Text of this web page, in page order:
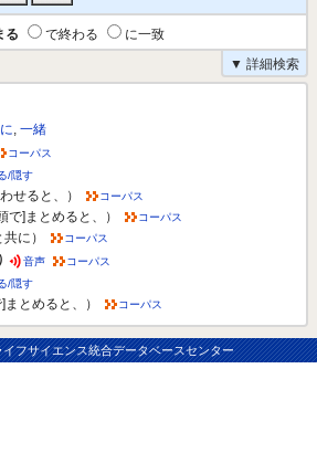
る で終わる
に一致
▼ 詳細検索
, 一緒
コーパス
/隠す
せると、） コーパス
で]まとめると、） コーパス
共に） コーパス
音声 コーパス
/隠す
]まとめると、） コーパス
イフサイエンス統合データベースセンター